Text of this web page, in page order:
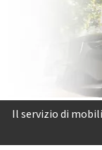
Il servizio di